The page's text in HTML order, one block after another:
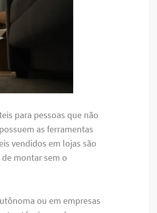
para pessoas que não
as ferramentas
vendidos em lojas são
montar sem o
ou em empresas